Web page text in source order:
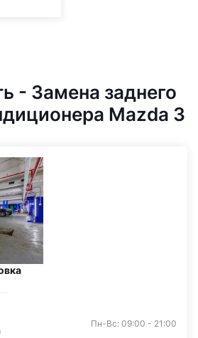
- Замена заднего
Mazda 3
Пн-Вс: 09:00 - 21:00